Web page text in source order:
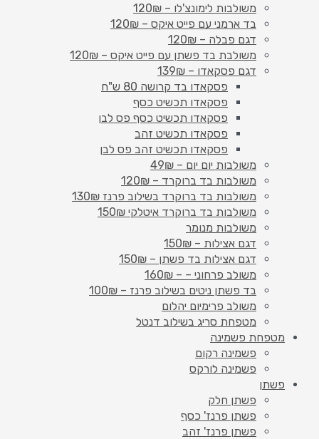
משולבות לימונצ'לו – 120₪
בד ארמני עם פייט איקס – 120₪
דגם פבלה – 120₪
משולבת בד פשתן עם פייט איקס – 120₪
דגם פסקאדו – 139₪
פסקאדו בד קרושה 80 ש"ח
פסקאדו תכשיט כסף
פסקאדו תכשיט כסף פס לבן
פסקאדו תכשיט זהב
פסקאדו תכשיט זהב פס לבן
משולבות יום יום – 49₪
משולבות בד ברוקרד – 120₪
משולבות בד ברוקרד בשילוב פרנז 130₪
משולבות בד ברוקרד איטלקי 150₪
משולבות מנומר
דגם אצילות – 150₪
דגם אצילות בד פשתן – 150₪
משולב פרחוני – – 160₪
בד פשתן ניטים בשילוב פרנז – 100₪
משולב פרימיום יהלום
מטפחת סריג בשילוב דנטל
מטפחת פשמינה
פשמינה רקום
פשמינה לורקס
פשתן
פשתן חלק
פשתן פרנז' כסף
פשתן פרנז' זהב